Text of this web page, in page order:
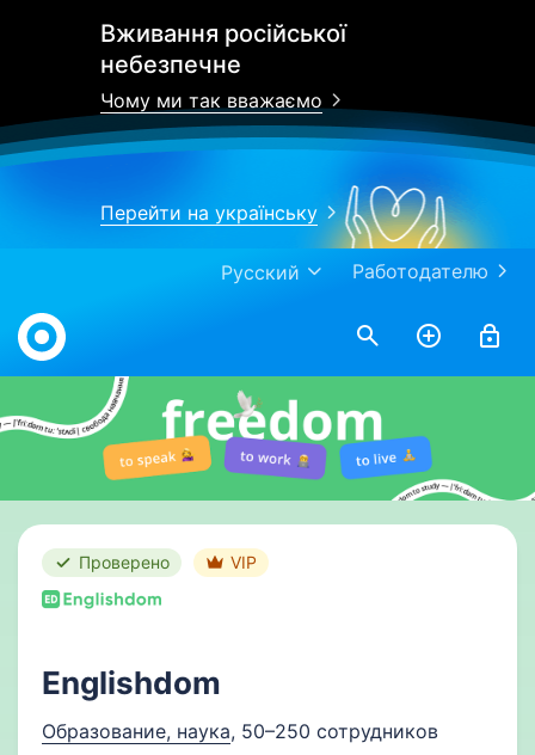
Вживання російської
небезпечне
Чому ми так вважаємо
Перейти на українську
Работодателю
Русский
Work.ua
Проверено VIP
Englishdom
Образование, наука, 50–250 сотрудников